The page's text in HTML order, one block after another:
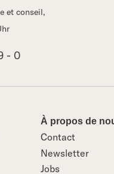
À propos de
Contact
Newsletter
Jobs
et conseil,
- 0